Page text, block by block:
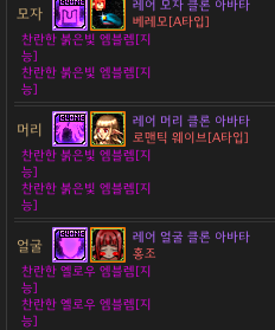
모자
레어 모자 클론 아바타
베레모[A타입]
찬란한 붉은빛 엠블렘[지
능]
찬란한 붉은빛 엠블렘[지
능]
머리
레어 머리 클론 아바타
로맨틱 웨이브[A타입]
찬란한 붉은빛 엠블렘[지
능]
찬란한 붉은빛 엠블렘[지
능]
얼굴
레어 얼굴 클론 아바타
홍조
찬란한 옐로우 엠블렘[지
능]
찬란한 옐로우 엠블렘[지
능]